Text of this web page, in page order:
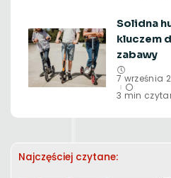
Solidna
kluczem
zabawy
7 września
3 min
Najczęściej czytane: